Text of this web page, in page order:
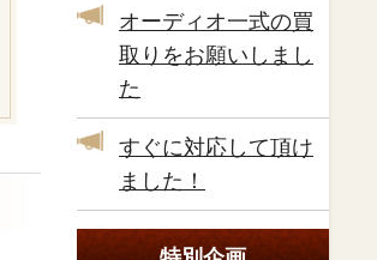
オーディオ一式の買
取りをお願いしまし
た
すぐに対応して頂け
ました！